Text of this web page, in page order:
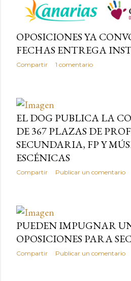
OPOSICIONES YA
FECHAS ENTREGA
Compartir 1 comentario
EL DOG PUBLICA LA
DE 367 PLAZAS DE
SECUNDARIA, FP Y
ESCÉNICAS
Compartir Publicar un comentario
PUEDEN IMPUGNAR
OPOSICIONES PARA
Compartir Publicar un comentario